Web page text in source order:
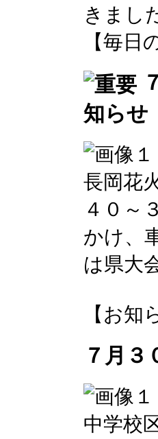
きまし
【毎日
知らせ
長岡花
４０～
かけ、
は県大
【お知
７月３
中学校